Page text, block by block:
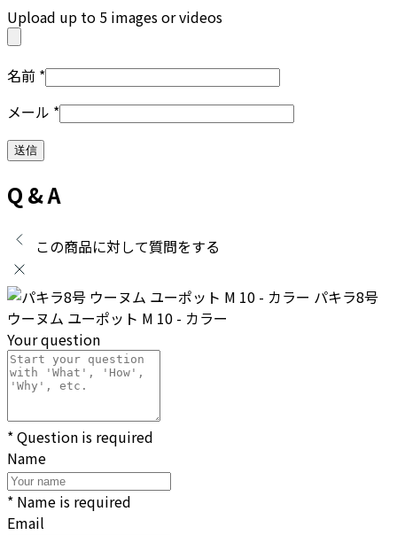
Upload up to 5 images or videos
名前 *
メール *
Q & A
この商品に対して質問をする
パキラ8号
ウーヌム ユーポット M 10 - カラー
Your question
* Question is required
Name
* Name is required
Email